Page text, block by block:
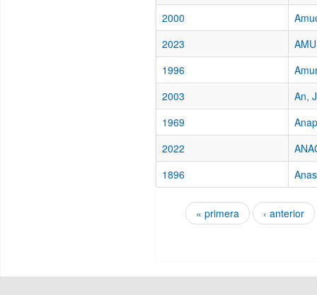
2000
2023
1996
2003
An,
1969
2022
1896
Páginas
« primera ‹ anterior